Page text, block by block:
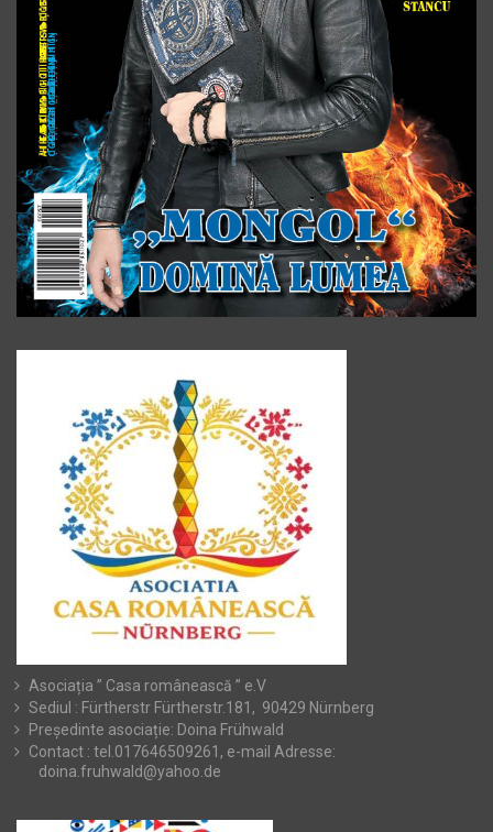
Asociația ” Casa românească ” e.V
Sediul : Fürtherstr Fürtherstr.181, 90429 Nürnberg
Președinte asociație: Doina Frühwald
Contact : tel.017646509261, e-mail Adresse:
doina.fruhwald@yahoo.de